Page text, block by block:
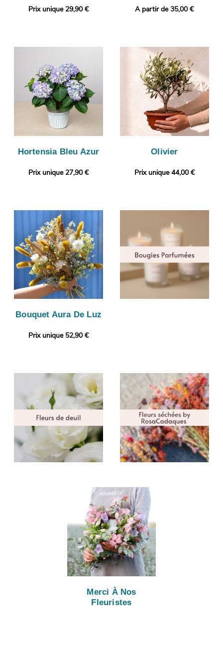
Prix unique 29,90 € A partir de 35,00 €
Hortensia Bleu Azur
Prix unique 27,90 €
Olivier
Prix unique 44,00 €
Bouquet Aura De Luz
Prix unique 52,90 €
Merci À Nos
Fleuristes